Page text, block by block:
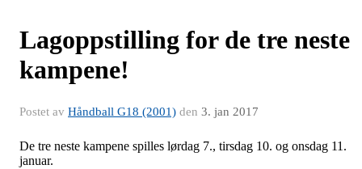
Lagoppstilling for de tre neste
kampene!
Postet av Håndball G18 (2001) den 3. jan 2017
De tre neste kampene spilles lørdag 7., tirsdag 10. og onsdag 11.
januar.